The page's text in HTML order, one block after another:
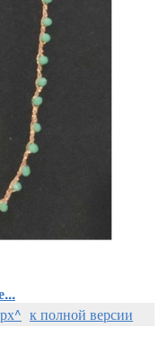
к полной версии